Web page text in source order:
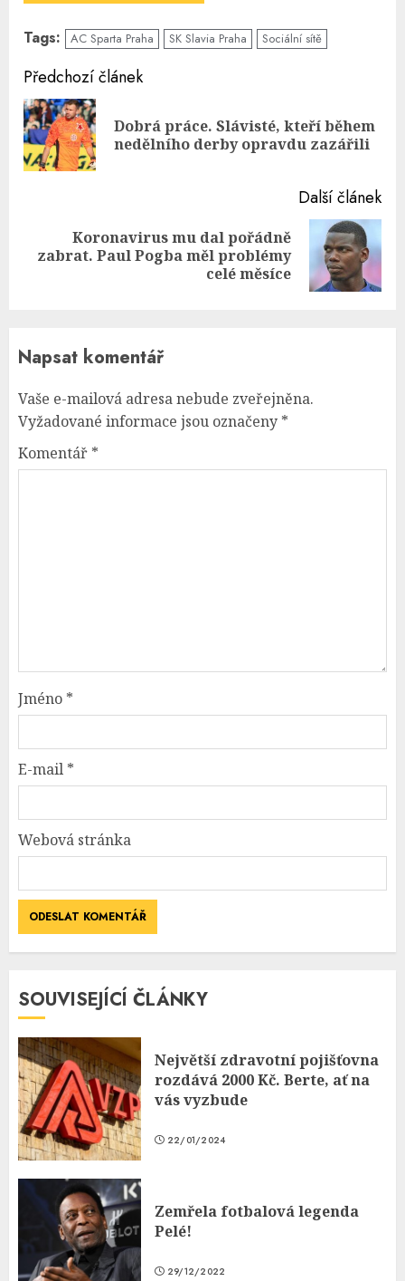
Tags: AC Sparta Praha SK Slavia Praha Sociální sítě
Continue
Reading
Předchozí článek
Dobrá práce. Slávisté, kteří během
nedělního derby opravdu zazářili
Další článek
Next
Koronavirus mu dal pořádně
zabrat. Paul Pogba měl problémy
celé měsíce
Napsat komentář
Vaše e-mailová adresa nebude zveřejněna.
Vyžadované informace jsou označeny *
Komentář *
Jméno *
E-mail *
Webová stránka
SOUVISEJÍCÍ ČLÁNKY
Největší zdravotní pojišťovna
rozdává 2000 Kč. Berte, ať na
vás vyzbude
22/01/2024
Zemřela fotbalová legenda
Pelé!
29/12/2022